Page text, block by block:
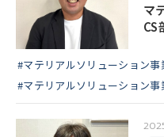
マ
#マテリアルソリューション事
#マテリアルソリューション事